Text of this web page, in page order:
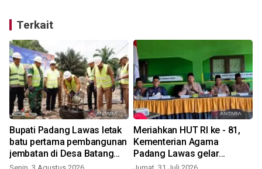
Terkait
Bupati Padang Lawas letak
batu pertama pembangunan
jembatan di Desa Batang
Bulu Baru
Meriahkan HUT RI ke - 81,
Kementerian Agama
Padang Lawas gelar
berbagi kegiatan